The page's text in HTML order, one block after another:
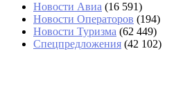
Новости Авиа (16 591)
Новости Операторов (194)
Новости Туризма (62 449)
Спецпредложения (42 102)